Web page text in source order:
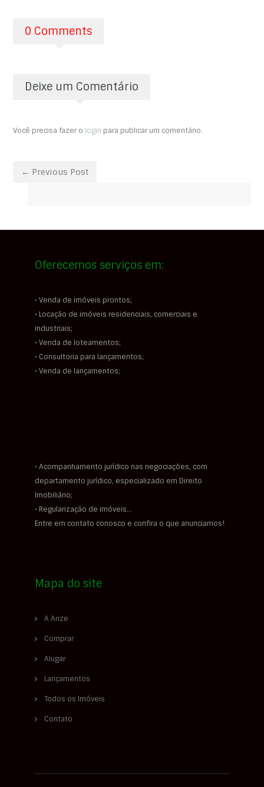
0 Comments
Deixe um Comentário
Você precisa fazer o login para publicar um comentário.
← Previous Post
Oferecemos serviços em:
• Venda de imóveis prontos;
• Locação de imóveis residenciais, comerciais e
industriais;
• Venda de loteamentos;
• Consultoria para lançamentos;
• Venda de lançamentos;
• Acompanhamento jurídico nas negociações, com
departamento jurídico, especializado em Direito
Imobiliário;
• Regularização de imóveis…
Entre em contato conosco e confira o que anunciamos!
Mapa do site
A Arize
Comprar
Alugar
Lançamentos
Todos os Imóveis
Contato